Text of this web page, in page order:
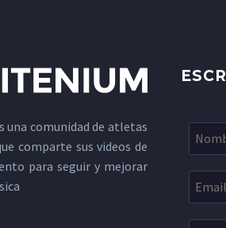
una comunidad de atletas
comparte sus videos de
para seguir y mejorar